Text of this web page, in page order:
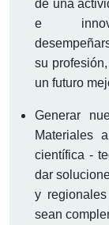
de una
e
su
un futuro
Generar
Materiales
científica -
dar
y
sean